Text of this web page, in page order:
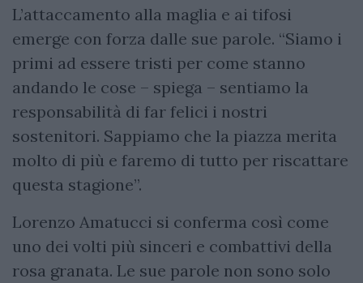
L’attaccamento alla maglia e ai tifosi
emerge con forza dalle sue parole. “Siamo i
primi ad essere tristi per come stanno
andando le cose – spiega – sentiamo la
responsabilità di far felici i nostri
sostenitori. Sappiamo che la piazza merita
molto di più e faremo di tutto per riscattare
questa stagione”.
Lorenzo Amatucci si conferma così come
uno dei volti più sinceri e combattivi della
rosa granata. Le sue parole non sono solo